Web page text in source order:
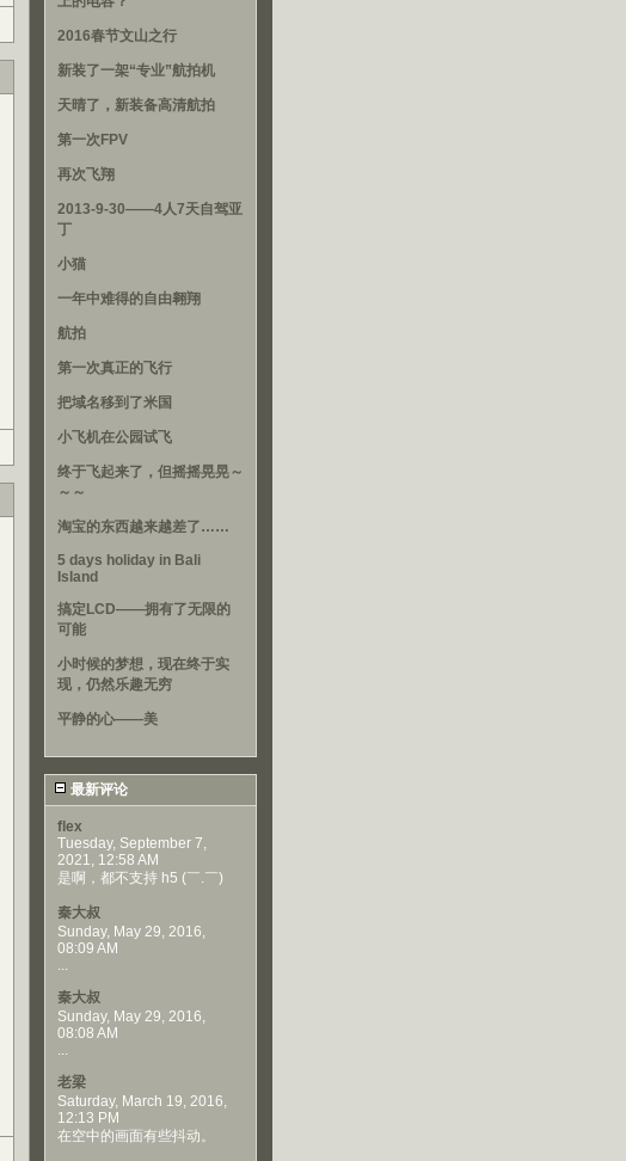
2016春节文山之行
新装了一架“专业”航拍机
天晴了，新装备高清航拍
第一次FPV
再次飞翔
2013-9-30——4人7天自驾亚
丁
小猫
一年中难得的自由翱翔
航拍
第一次真正的飞行
把域名移到了米国
小飞机在公园试飞
终于飞起来了，但摇摇晃晃～
～～
淘宝的东西越来越差了……
5 days holiday in Bali
Island
搞定LCD——拥有了无限的
可能
小时候的梦想，现在终于实
现，仍然乐趣无穷
平静的心——美
最新评论
flex
Tuesday, September 7,
2021, 12:58 AM
是啊，都不支持 h5 (￣.￣)
秦大叔
Sunday, May 29, 2016,
08:09 AM
...
秦大叔
Sunday, May 29, 2016,
08:08 AM
...
老梁
Saturday, March 19, 2016,
12:13 PM
在空中的画面有些抖动。